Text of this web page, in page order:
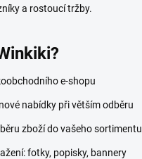
a rostoucí tržby.
e-shopu
nabídky při větším odběru
zboží do vašeho sortimentu
fotky, popisky, bannery